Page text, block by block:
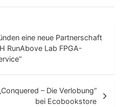
eine neue Partnerschaft
RunAbove Lab FPGA-
– Die Verlobung“
bei Ecobookstore